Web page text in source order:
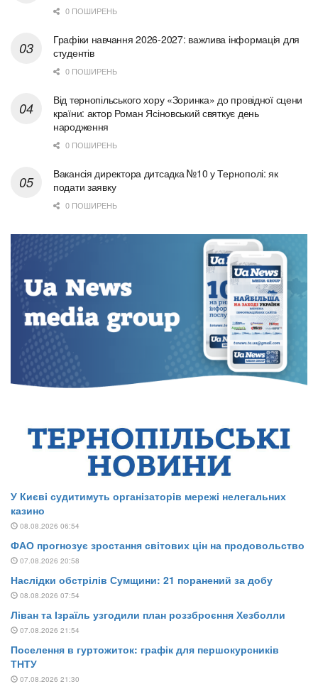
0 ПОШИРЕНЬ
Графіки навчання 2026-2027: важлива інформація для
студентів
0 ПОШИРЕНЬ
Від тернопільського хору «Зоринка» до провідної сцени
країни: актор Роман Ясіновський святкує день
народження
0 ПОШИРЕНЬ
Вакансія директора дитсадка №10 у Тернополі: як
подати заявку
0 ПОШИРЕНЬ